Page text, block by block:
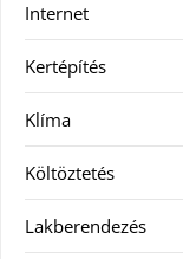
Internet
Kertépítés
Klíma
Költöztetés
Lakberendezés